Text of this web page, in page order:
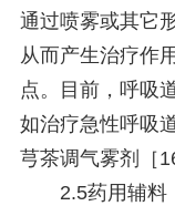
通过喷雾或其它
从而产生治疗作
点。目前，呼吸
如治疗急性呼吸
芎茶调气雾剂［
2.5药用辅料